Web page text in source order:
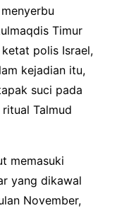
Timur
polis Israel,
kejadian itu,
suci pada
Talmud
memasuki
yang dikawal
November,